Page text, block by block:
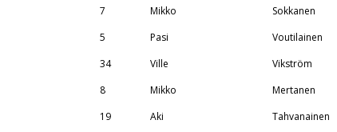
7
Mikko Sokkanen
5
Pasi Voutilainen
34
Ville Vikström
8
Mikko Mertanen
19
Aki Tahvanainen